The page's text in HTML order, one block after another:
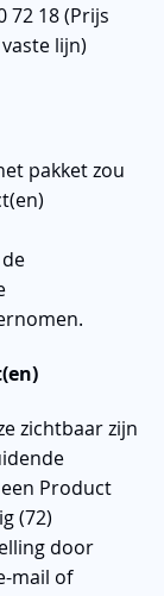
72 18 (Prijs
lijn)
pakket zou
zichtbaar zijn
Product
(72)
door
mail of